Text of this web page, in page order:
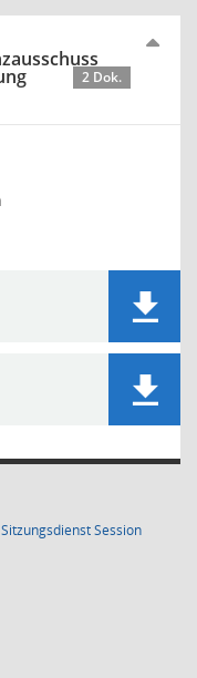
2 Dok.
SitzungsdienstSession(Wird in